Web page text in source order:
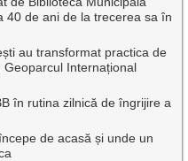
40 de ani de la trecerea sa în
au transformat practica de
Internațional
în rutina zilnică de îngrijire a
de acasă și unde un